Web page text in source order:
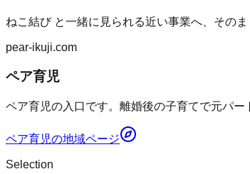
ねこ結びと一緒に見られる近い事業へ、そのま
pear-ikuji.com
ペア育児
ペア育児の入口です。離婚後の子育てで元パ
ペア育児の地域ページ
Selection